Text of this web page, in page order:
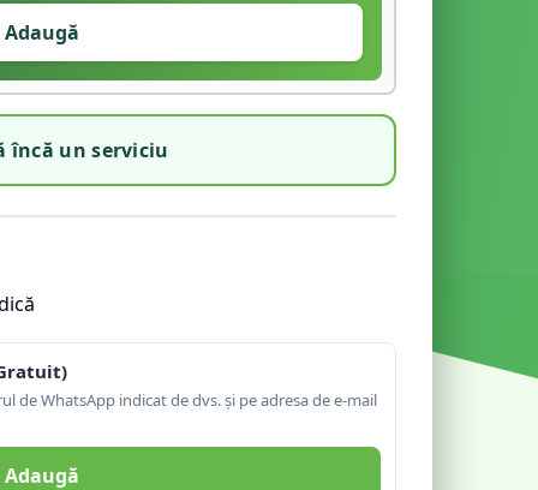
Adaugă
încă un serviciu
de WhatsApp indicat de dvs. și pe adresa de e-mail
Adaugă